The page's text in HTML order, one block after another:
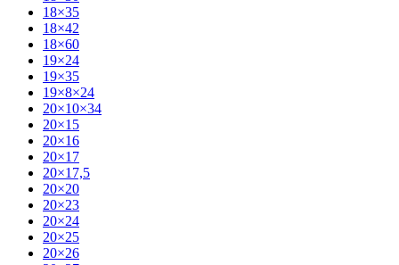
18×35
18×42
18×60
19×24
19×35
19×8×24
20×10×34
20×15
20×16
20×17
20×17,5
20×20
20×23
20×24
20×25
20×26